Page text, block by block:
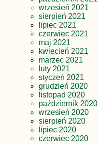
wrzesień 2021
sierpień 2021
lipiec 2021
czerwiec 2021
maj 2021
kwiecień 2021
marzec 2021
luty 2021
styczeń 2021
grudzień 2020
listopad 2020
październik 2020
wrzesień 2020
sierpień 2020
lipiec 2020
czerwiec 2020